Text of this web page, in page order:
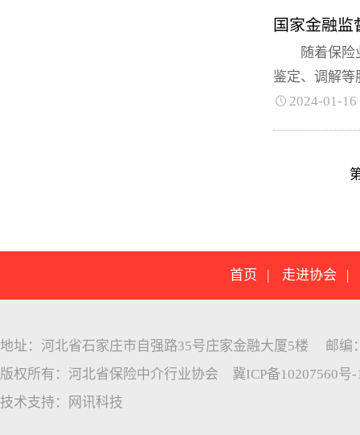
国家金融监
随着保险业
鉴定、调解等
2024-01-16
首页 | 走进协会
地址：河北省石家庄市自强路35号庄家金融大厦5楼 邮编
版权所有：河北省保险中介行业协会 冀ICP备10207560号-
技术支持：
网讯科技